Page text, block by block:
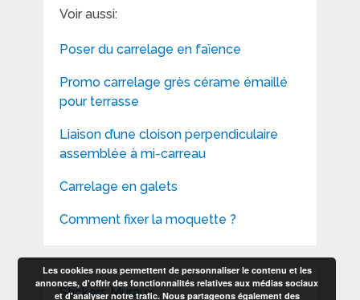
Voir aussi:
Poser du carrelage en faïence
Promo carrelage grès cérame émaillé
pour terrasse
Liaison d’une cloison perpendiculaire
assemblée à mi-carreau
Carrelage en galets
Comment fixer la moquette ?
Stickers Muraux
Les cookies nous permettent de personnaliser le contenu et les
annonces, d'offrir des fonctionnalités relatives aux médias sociaux
et d'analyser notre trafic. Nous partageons également des